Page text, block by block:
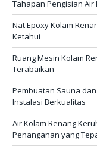
Tahapan Pengisian Air
Nat Epoxy Kolam
Ketahui
Ruang Mesin Kolam
Terabaikan
Pembuatan Sauna
Instalasi Berkualitas
Air Kolam Renang
Penanganan yang